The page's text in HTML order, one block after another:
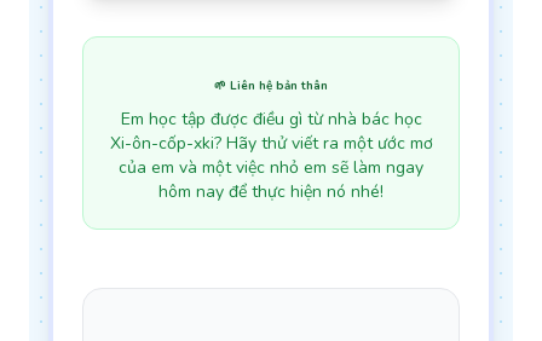
🌱 Liên hệ bản thân
Em học tập được điều gì từ nhà bác học
Xi-ôn-cốp-xki? Hãy thử viết ra một ước mơ
của em và một việc nhỏ em sẽ làm ngay
hôm nay để thực hiện nó nhé!